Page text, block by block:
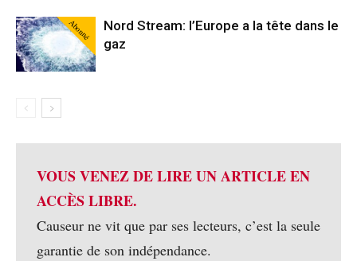
Abonné
Nord Stream: l’Europe a la tête dans le
gaz
VOUS VENEZ DE LIRE UN ARTICLE EN
ACCÈS LIBRE.
Causeur ne vit que par ses lecteurs, c’est la seule
garantie de son indépendance.